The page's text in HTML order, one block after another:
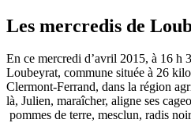
Les mercredis de
En ce mercredi d’avril 2015, à 16 h
Loubeyrat, commune située à 26
Clermont-Ferrand, dans la région
là, Julien, maraîcher, aligne ses
pommes de terre, mesclun, radis